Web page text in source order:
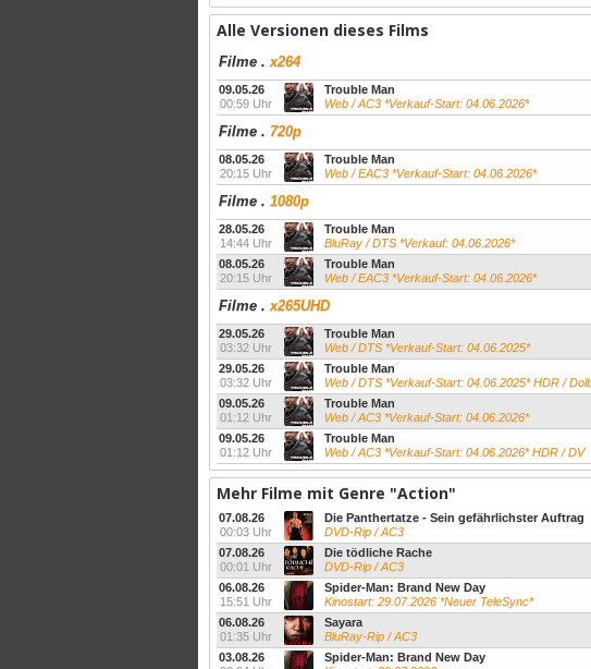
Alle Versionen dieses Films
Filme .x264
09.05.26
00:59 Uhr
Trouble Man
Web / AC3 *Verkauf-Start: 04.06.2026*
Filme . 720p
08.05.26
20:15 Uhr
Trouble Man
Web / EAC3 *Verkauf-Start: 04.06.2026*
Filme . 1080p
28.05.26
14:44 Uhr
Trouble Man
BluRay / DTS *Verkauf: 04.06.2026*
08.05.26
20:15 Uhr
Trouble Man
Web / EAC3 *Verkauf-Start: 04.06.2026*
Filme .x265UHD
29.05.26
03:32 Uhr
Trouble Man
Web / DTS *Verkauf-Start: 04.06.2025*
29.05.26
03:32 Uhr
Trouble Man
Web / DTS *Verkauf-Start: 04.06.2025* HDR /
09.05.26
01:12 Uhr
Trouble Man
Web / AC3 *Verkauf-Start: 04.06.2026*
09.05.26
01:12 Uhr
Trouble Man
Web / AC3 *Verkauf-Start: 04.06.2026* HDR / DV
Mehr Filme mit Genre "Action"
07.08.26
00:03 Uhr
Die Panthertatze - Sein gefährlichster Auftrag
DVD-Rip / AC3
07.08.26
00:01 Uhr
Die tödliche Rache
DVD-Rip / AC3
06.08.26
15:51 Uhr
Spider-Man: Brand New Day
Kinostart: 29.07.2026 *Neuer TeleSync*
06.08.26
01:35 Uhr
Sayara
BluRay-Rip / AC3
03.08.26
Spider-Man: Brand New Day